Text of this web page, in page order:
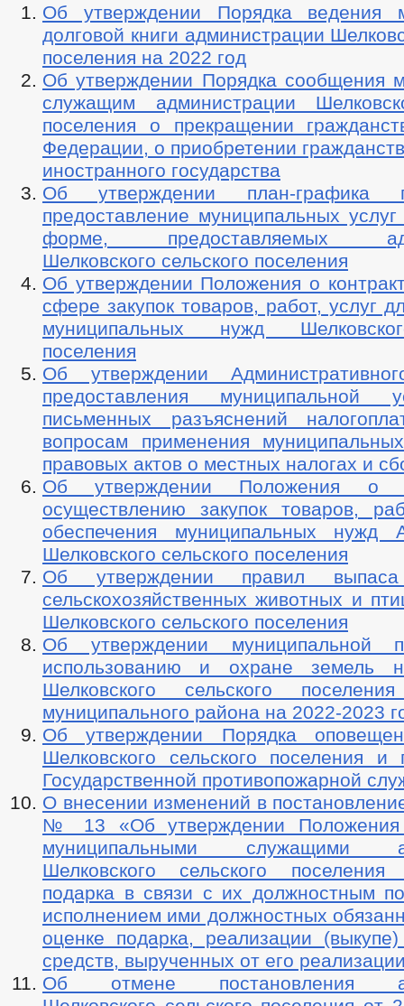
Об утверждении Порядка ведения
долговой книги администрации
поселения на 2022 год
Об утверждении Порядка сообщения
служащим администрации
поселения о прекращении
Федерации, о приобретении
иностранного государства
Об утверждении план-графика
предоставление муниципальных
форме, предоставляемых
Шелковского сельского поселения
Об утверждении Положения о
сфере закупок товаров, работ, услуг
муниципальных нужд
поселения
Об утверждении
предоставления муниципальной
письменных разъяснений
вопросам применения
правовых актов о местных налогах и
Об утверждении Положения о
осуществлению закупок товаров,
обеспечения муниципальных нужд
Шелковского сельского поселения
Об утверждении правил
сельскохозяйственных животных и
Шелковского сельского поселения
Об утверждении муниципальной
использованию и охране земель
Шелковского сельского
муниципального района на 2022-2023
Об утверждении Порядка
Шелковского сельского поселения и
Государственной противопожарной
О внесении изменений в
№ 13 «Об утверждении
муниципальными служащими
Шелковского сельского
подарка в связи с их должностным
исполнением ими должностных
оценке подарка, реализации
средств, вырученных от его
Об отмене постановления